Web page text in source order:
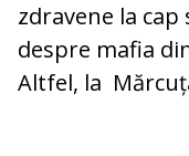
zdravene la
despre mafia
Altfel, la